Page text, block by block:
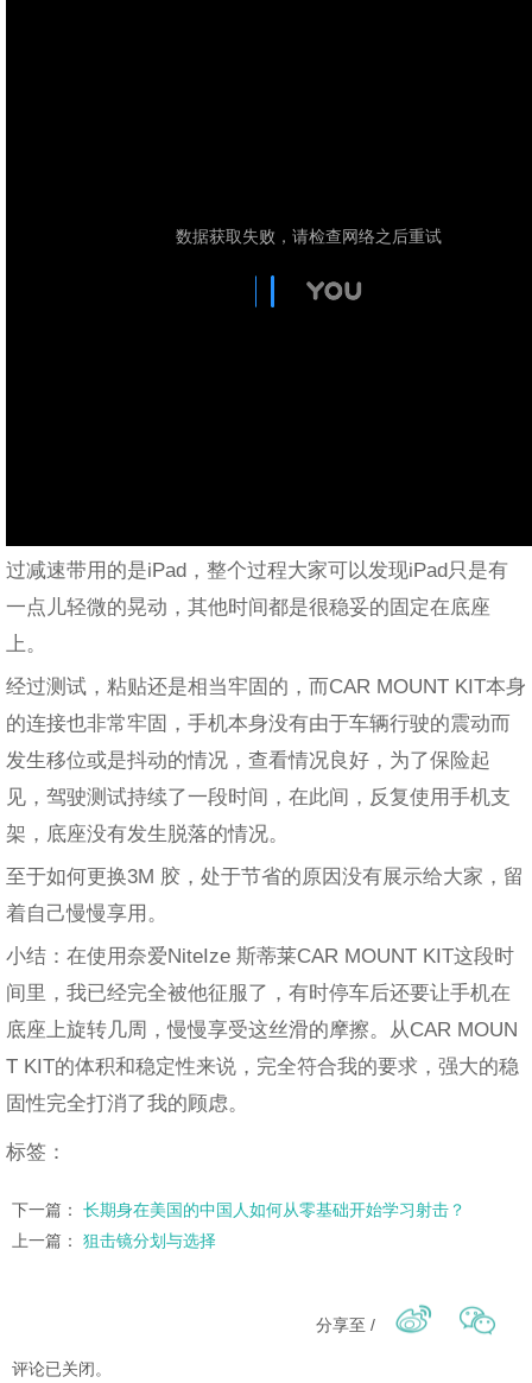
过减速带用的是iPad，整个过程大家可以发现iPad只是有
一点儿轻微的晃动，其他时间都是很稳妥的固定在底座
上。
经过测试，粘贴还是相当牢固的，而CAR MOUNT KIT本身
的连接也非常牢固，手机本身没有由于车辆行驶的震动而
发生移位或是抖动的情况，查看情况良好，为了保险起
见，驾驶测试持续了一段时间，在此间，反复使用手机支
架，底座没有发生脱落的情况。
至于如何更换3M 胶，处于节省的原因没有展示给大家，留
着自己慢慢享用。
小结：在使用奈爱NiteIze 斯蒂莱CAR MOUNT KIT这段时
间里，我已经完全被他征服了，有时停车后还要让手机在
底座上旋转几周，慢慢享受这丝滑的摩擦。从CAR MOUN
T KIT的体积和稳定性来说，完全符合我的要求，强大的稳
固性完全打消了我的顾虑。
标签：
下一篇： 长期身在美国的中国人如何从零基础开始学习射击？
上一篇： 狙击镜分划与选择
分享至 /
评论已关闭。